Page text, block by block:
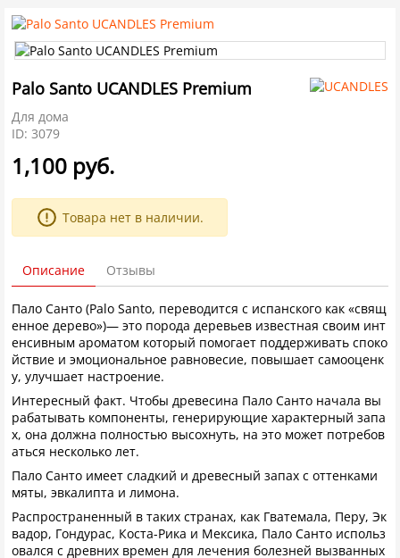
Palo Santo UCANDLES Premium
Для дома
ID: 3079
1,100 руб.
Товара нет в наличии.
Описание Отзывы
Пало Санто (Palo Santo, переводится с испанского как «свящ
енное дерево»)— это порода деревьев известная своим инт
енсивным ароматом который помогает поддерживать споко
йствие и эмоциональное равновесие, повышает самооценк
у, улучшает настроение.
Интересный факт. Чтобы древесина Пало Санто начала вы
рабатывать компоненты, генерирующие характерный запа
х, она должна полностью высохнуть, на это может потребов
аться несколько лет.
Пало Санто имеет сладкий и древесный запах с оттенками
мяты, эвкалипта и лимона.
Распространенный в таких странах, как Гватемала, Перу, Эк
вадор, Гондурас, Коста-Рика и Мексика, Пало Санто использ
овался с древних времен для лечения болезней вызванных